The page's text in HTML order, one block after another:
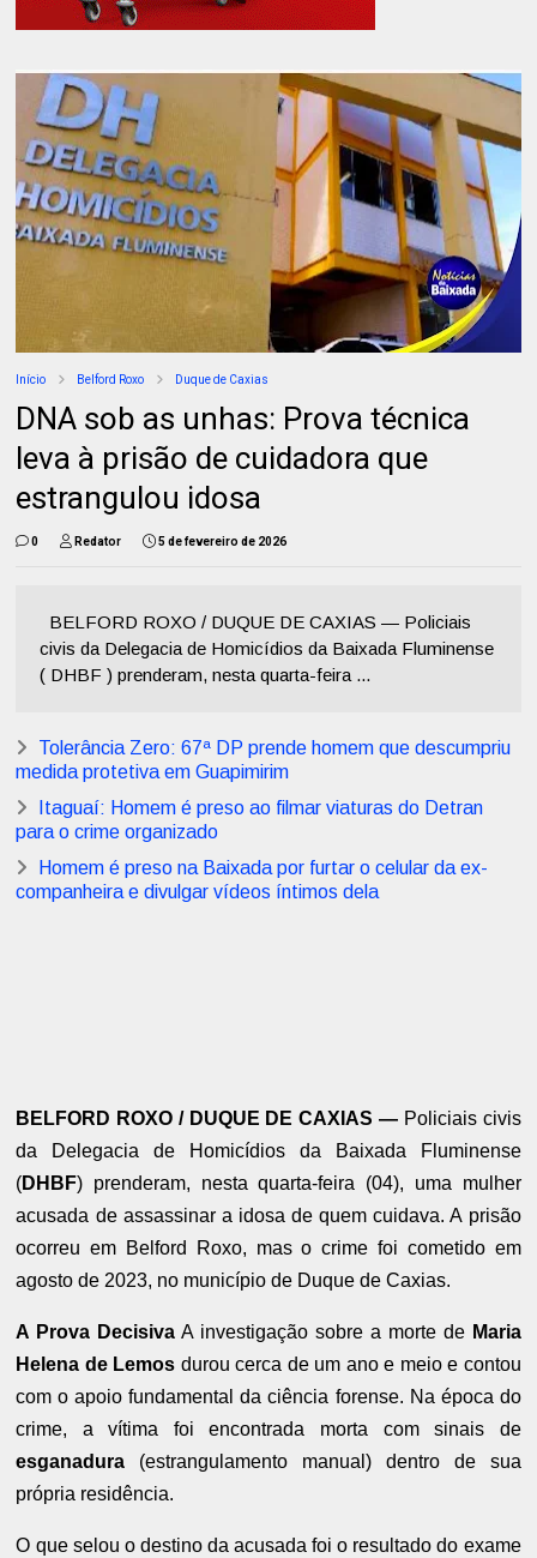
Início Belford Roxo Duque de Caxias
DNA sob as unhas: Prova técnica
leva à prisão de cuidadora que
estrangulou idosa
0 Redator 5 de fevereiro de 2026
BELFORD ROXO / DUQUE DE CAXIAS — Policiais
civis da Delegacia de Homicídios da Baixada Fluminense
( DHBF ) prenderam, nesta quarta-feira ...
Tolerância Zero: 67ª DP prende homem que descumpriu
medida protetiva em Guapimirim
Itaguaí: Homem é preso ao filmar viaturas do Detran
para o crime organizado
Homem é preso na Baixada por furtar o celular da ex-
companheira e divulgar vídeos íntimos dela
BELFORD ROXO / DUQUE DE CAXIAS — Policiais civis
da Delegacia de Homicídios da Baixada Fluminense
(DHBF) prenderam, nesta quarta-feira (04), uma mulher
acusada de assassinar a idosa de quem cuidava. A prisão
ocorreu em Belford Roxo, mas o crime foi cometido em
agosto de 2023, no município de Duque de Caxias.
A Prova Decisiva A investigação sobre a morte de Maria
Helena de Lemos durou cerca de um ano e meio e contou
com o apoio fundamental da ciência forense. Na época do
crime, a vítima foi encontrada morta com sinais de
esganadura (estrangulamento manual) dentro de sua
própria residência.
O que selou o destino da acusada foi o resultado do exame